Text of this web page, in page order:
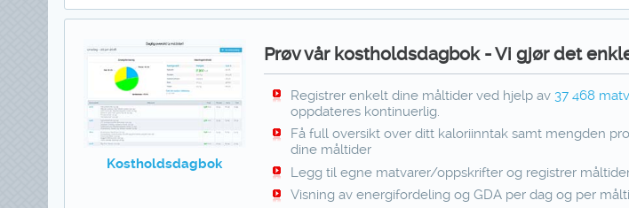
Kostholdsdagbok
Prøv vår kostholdsdagbok - Vi gjør det
Registrer enkelt dine måltider ved hjelp av 37 468
oppdateres kontinuerlig.
Få full oversikt over ditt kaloriinntak samt mengden
dine måltider
Legg til egne matvarer/oppskrifter og registrer
Visning av energifordeling og GDA per dag og per